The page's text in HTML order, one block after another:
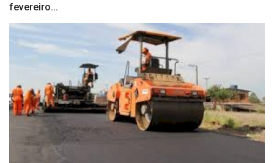
fevereiro...